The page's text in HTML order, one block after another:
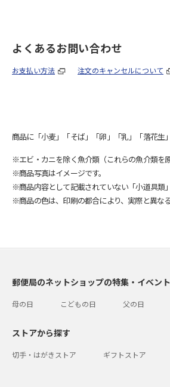
よくあるお問い合わせ
お支払い方法 注文のキャンセルについて
商品に「小麦」「そば」「卵」「乳」「落花生
※エビ・カニを除く魚介類（これらの魚介類を
※商品写真はイメージです。
※商品内容として記載されていない「小道具類
※商品の色は、印刷の都合により、実際と異な
郵便局のネットショップの特集・イベント
母の日 こどもの日 父の日
ストアから探す
切手・はがきストア ギフトストア